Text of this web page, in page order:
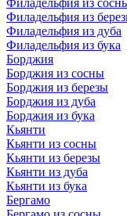
Филадельфия из
Филадельфия из
Филадельфия из дуба
Филадельфия из бука
Борджия
Борджия из сосны
Борджия из березы
Борджия из дуба
Борджия из бука
Кьянти
Кьянти из сосны
Кьянти из березы
Кьянти из дуба
Кьянти из бука
Бергамо